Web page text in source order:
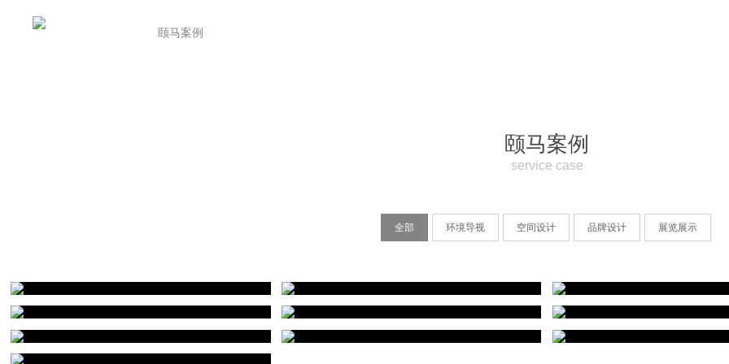
颐马案例
颐马案例
service case
全部 环境导视 空间设计 品牌设计 展览展示
《素》
隐与恬淡，归兮无尘
《南翔·茗座》
空间设计 复式公寓
深圳龙岗拾乐府
住宅导视设计
无锡泓历皇朝酒店
环境导视 品牌设计 空间设计 展览展示
合肥百大心悦城
环境导视 品牌设计 空间设计 展览展示
卓越杭州湾蔚蓝
环境导视 品牌设计 空间设计
遵义奥体中心体育馆 望海科技广场住宅 龙华大浪商业中